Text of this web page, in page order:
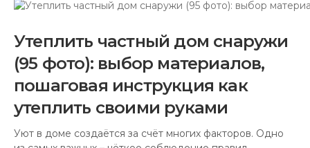
Утеплить частный дом снаружи
(95 фото): выбор материалов,
пошаговая инструкция как
утеплить своими руками
Уют в доме создаётся за счёт многих факторов. Одно